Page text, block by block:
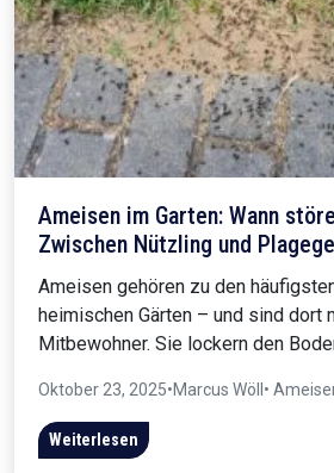
Ameisen im Garten: Wann
Zwischen Nützling und
Ameisen gehören zu den
heimischen Gärten – und sind dort
Mitbewohner. Sie lockern den
Oktober 23, 2025•Marcus Wöll•
Weiterlesen